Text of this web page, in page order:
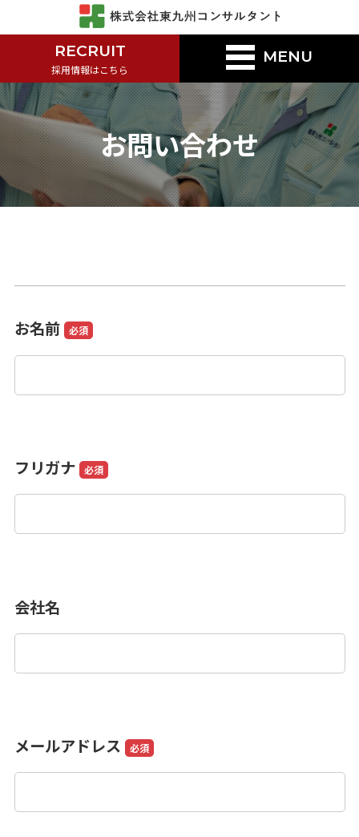
RECRUIT
採用情報はこちら
MENU
お問い合わせ
お名前 必須
フリガナ 必須
会社名
メールアドレス 必須